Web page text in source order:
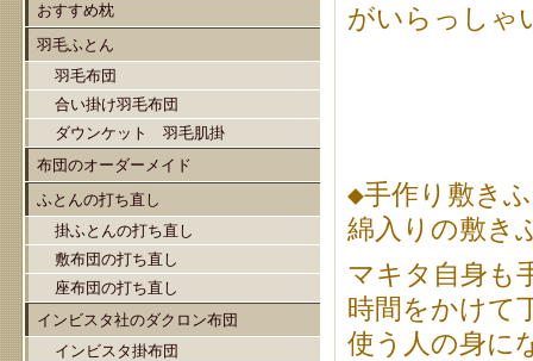
おすすめ枕
羽毛ふとん
羽毛布団
合い掛け羽毛布団
ダウンケット 羽毛肌掛
布団のオーダーメイド
ふとんの打ち直し
掛ふとんの打ち直し
敷布団の打ち直し
座布団の打ち直し
インビスタ社のダクロン布団
インビスタ掛布団
がいらっしゃ
◆手作り敷
綿入りの敷き
マキタ自身も
時間をかけて
使う人の身に